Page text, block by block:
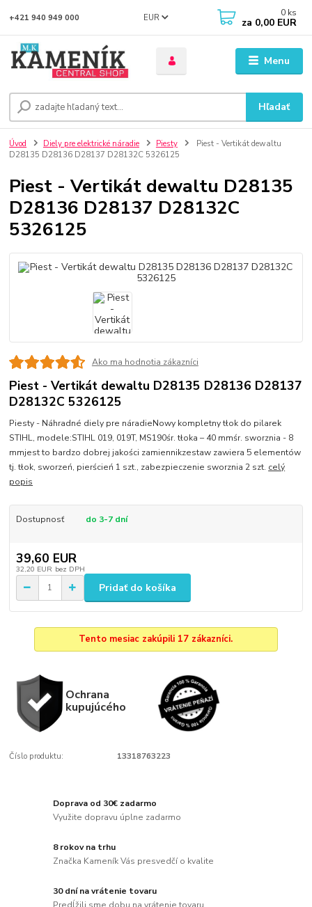
Menu
EUR
Hľadať
+421 940 949 000 0 ks
za 0,00 EUR
Úvod Diely pre elektrické náradie Piesty
Piest - Vertikát dewaltu
D28135 D28136 D28137 D28132C 5326125
Piest - Vertikát dewaltu D28135
D28136 D28137 D28132C
5326125
Ako ma hodnotia zákazníci
Piest - Vertikát dewaltu D28135 D28136 D28137
D28132C 5326125
Piesty - Náhradné diely pre náradieNowy kompletny tłok do pilarek
STIHL, modele:STIHL 019, 019T, MS190śr. tłoka – 40 mmśr. sworznia - 8
mmjest to bardzo dobrej jakości zamiennikzestaw zawiera 5 elementów
tj. tłok, sworzeń, pierścień 1 szt., zabezpieczenie sworznia 2 szt. celý
popis
Dostupnosť do 3-7 dní
39,60 EUR
32,20 EUR bez DPH
Pridať do košíka
Tento mesiac zakúpili 17 zákazníci.
Ochrana
kupujúcého
Číslo produktu: 13318763223
Doprava od 30€ zadarmo
Využite dopravu úplne zadarmo
8 rokov na trhu
Značka Kameník Vás presvedčí o kvalite
30 dní na vrátenie tovaru
Predĺžili sme dobu na vrátenie tovaru